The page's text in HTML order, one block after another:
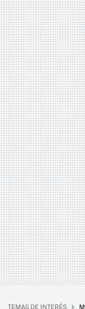
TEMAS DE INTERÉS